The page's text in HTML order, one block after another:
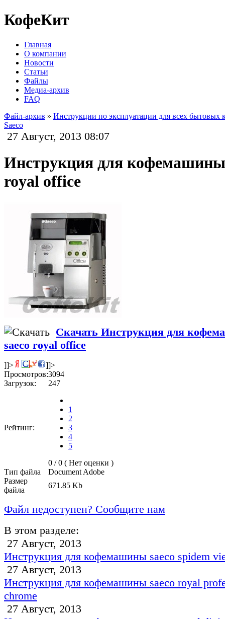
КофеКит
Главная
О компании
Новости
Статьи
Файлы
Медиа-архив
FAQ
Файл-архив » Инструкции по эксплуатации для всех бытовых
Saeco
27 Август, 2013 08:07
Инструкция для кофемашины
royal office
Скачать Инструкция для
saeco royal office
]]>
]]>
Просмотров:3094
Загрузок:
247
Рейтинг:
1
2
3
4
5
0 / 0 ( Нет оценки )
Тип файла
Document Adobe
Размер
файла
671.85 Kb
Файл недоступен? Сообщите нам
В этом разделе:
27 Август, 2013
Инструкция для кофемашины saeco spidem
27 Август, 2013
Инструкция для кофемашины saeco royal
chrome
27 Август, 2013